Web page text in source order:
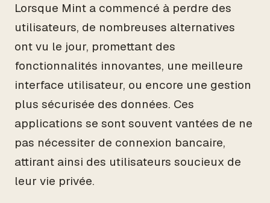
Lorsque Mint a commencé à perdre des
utilisateurs, de nombreuses alternatives
ont vu le jour, promettant des
fonctionnalités innovantes, une meilleure
interface utilisateur, ou encore une gestion
plus sécurisée des données. Ces
applications se sont souvent vantées de ne
pas nécessiter de connexion bancaire,
attirant ainsi des utilisateurs soucieux de
leur vie privée.